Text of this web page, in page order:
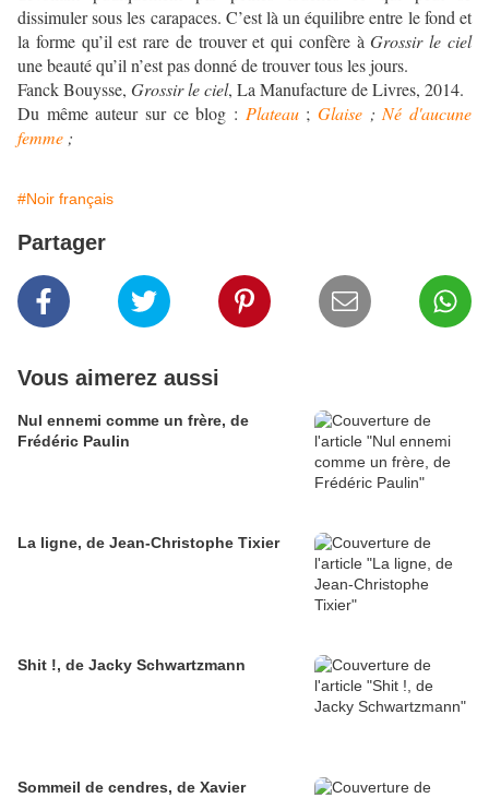
dissimuler sous les carapaces. C’est là un équilibre entre le fond et
la forme qu’il est rare de trouver et qui confère àGrossir le ciel
une beauté qu’il n’est pas donné de trouver tous les jours.
Fanck Bouysse, Grossir le ciel, La Manufacture de Livres, 2014.
Du même auteur sur ce blog : Plateau;Glaise ; Né d'aucune
femme ;
#Noir français
Partager
Vous aimerez aussi
Nul ennemi comme un frère, de
Frédéric Paulin
La ligne, de Jean-Christophe Tixier
Shit !, de Jacky Schwartzmann
Sommeil de cendres, de Xavier